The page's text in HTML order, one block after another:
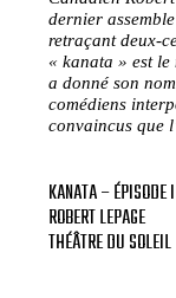
dernier
retraçant deux-
« kanata » est
a donné son
comédiens
convaincus que
KANATA – ÉPISODE
ROBERT LEPAGE
THÉÂTRE DU SOLEIL